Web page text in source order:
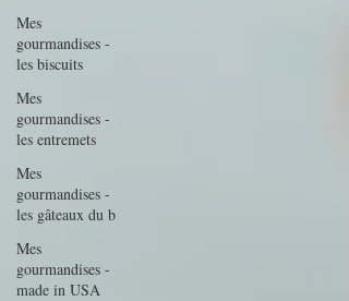
Mes
gourmandises -
les biscuits
Mes
gourmandises -
les entremets
Mes
gourmandises -
les gâteaux du b
Mes
gourmandises -
made in USA